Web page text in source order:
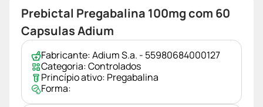
Prebictal Pregabalina 100mg com 60
Capsulas Adium
Fabricante:Adium S.a. - 55980684000127
Categoria:Controlados
Princípio ativo: Pregabalina
Forma: